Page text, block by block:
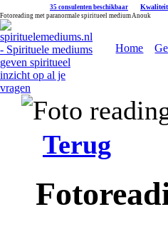
35 consulenten beschikbaar Kwaliteit
Fotoreading met paranormale spiritueel medium Anouk
Home
Terug